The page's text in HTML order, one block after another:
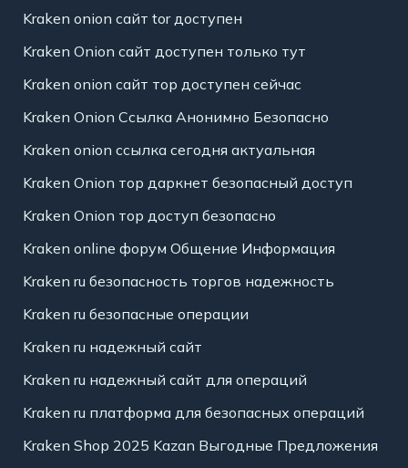
Kraken onion сайт tor доступен
Kraken Onion сайт доступен только тут
Kraken onion сайт тор доступен сейчас
Kraken Onion Ссылка Анонимно Безопасно
Kraken onion ссылка сегодня актуальная
Kraken Onion тор даркнет безопасный доступ
Kraken Onion тор доступ безопасно
Kraken online форум Общение Информация
Kraken ru безопасность торгов надежность
Kraken ru безопасные операции
Kraken ru надежный сайт
Kraken ru надежный сайт для операций
Kraken ru платформа для безопасных операций
Kraken Shop 2025 Kazan Выгодные Предложения